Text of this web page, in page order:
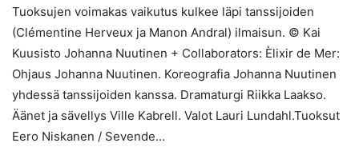
Tuoksujen voimakas vaikutus kulkee läpi tanssijoiden
(Clémentine Herveux ja Manon Andral) ilmaisun. © Kai
Kuusisto Johanna Nuutinen + Collaborators: Èlixir de Mer:
Ohjaus Johanna Nuutinen. Koreografia Johanna Nuutinen
yhdessä tanssijoiden kanssa. Dramaturgi Riikka Laakso.
Äänet ja sävellys Ville Kabrell. Valot Lauri Lundahl.Tuoksut
Eero Niskanen / Sevende...